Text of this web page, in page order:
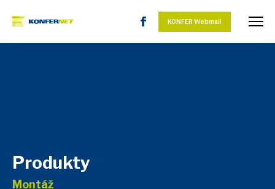
KONFER Webmail
Produkty
Montáž